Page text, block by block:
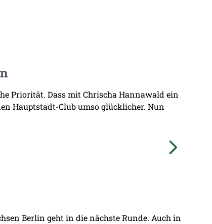
Priorität. Dass mit Chrischa Hannawald ein
Hauptstadt-Club umso glücklicher. Nun
Berlin geht in die nächste Runde. Auch in